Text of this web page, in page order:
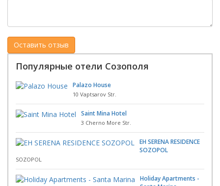
Популярные отели Созополя
Palazo House
10 Vaptsarov Str.
Saint Mina Hotel
3 Cherno More Str.
EH SERENA RESIDENCE
SOZOPOL
SOZOPOL
Holiday Apartments -